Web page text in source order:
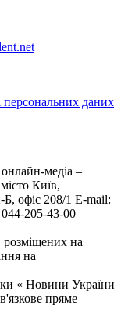
персональних даних
медіа –
Київ,
офіс 208/1 E-mail:
205-43-00
розміщених на
на
« Новини України
пряме